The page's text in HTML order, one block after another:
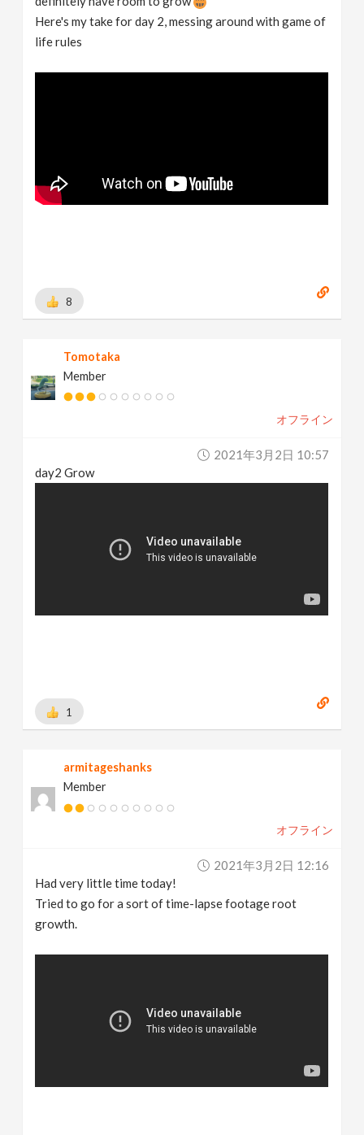
Here's my take for day 2, messing around with game of
life rules
8
Tomotaka
Member
オフライン
2021年3月2日 10:57
day2 Grow
1
armitageshanks
Member
オフライン
2021年3月2日 12:16
Had very little time today!
Tried to go for a sort of time-lapse footage root
growth.